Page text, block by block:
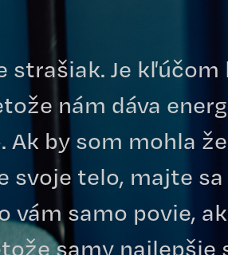
strašiak. Je
nám dáva
Ak by som mohla
svoje telo, majte
vám samo povie,
samy najlepšie